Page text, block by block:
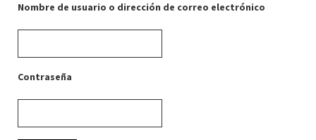
Nombre de usuario o dirección de correo electrónico
Contraseña